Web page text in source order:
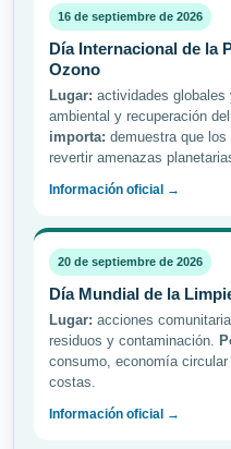
16 de septiembre de 2026
Día Internacional de la
Ozono
Lugar: actividades globales
ambiental y recuperación
importa: demuestra que
revertir amenazas
Información oficial →
20 de septiembre de 2026
Día Mundial de la
Lugar: acciones
residuos y contaminación.
consumo, economía
costas.
Información oficial →